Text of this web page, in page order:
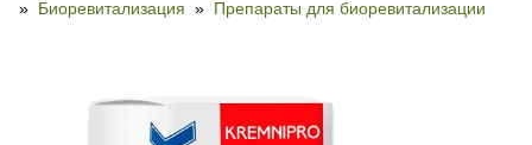
» Биоревитализация » Препараты для биоревитализации